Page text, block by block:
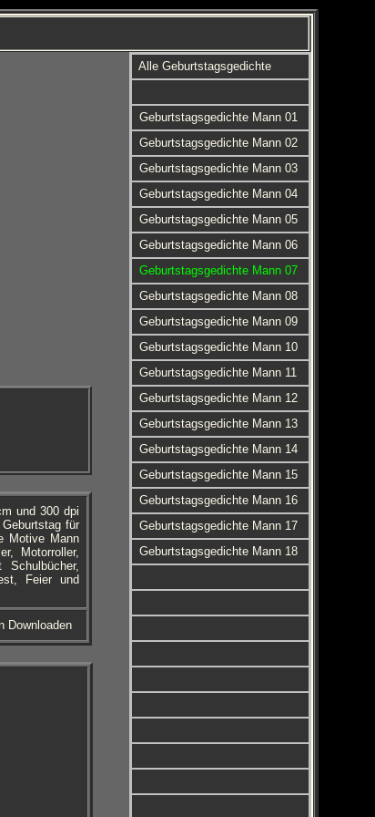
und 300 dpi
für
Motive Mann
Motorroller,
Feier und
Downloaden
Alle Geburtstagsgedichte
Geburtstagsgedichte Mann 01
Geburtstagsgedichte Mann 02
Geburtstagsgedichte Mann 03
Geburtstagsgedichte Mann 04
Geburtstagsgedichte Mann 05
Geburtstagsgedichte Mann 06
Geburtstagsgedichte Mann 07
Geburtstagsgedichte Mann 08
Geburtstagsgedichte Mann 09
Geburtstagsgedichte Mann 10
Geburtstagsgedichte Mann 11
Geburtstagsgedichte Mann 12
Geburtstagsgedichte Mann 13
Geburtstagsgedichte Mann 14
Geburtstagsgedichte Mann 15
Geburtstagsgedichte Mann 16
Geburtstagsgedichte Mann 17
Geburtstagsgedichte Mann 18